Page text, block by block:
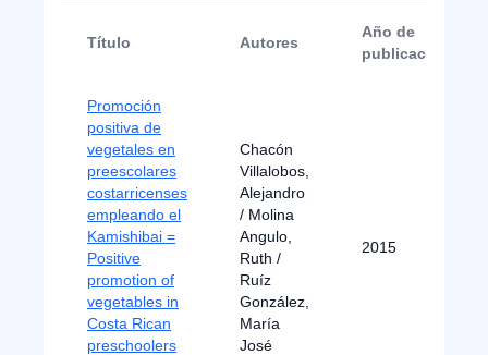
Título Autores
Año de
publicación
Promoción
positiva de
vegetales en
preescolares
costarricenses
empleando el
Kamishibai =
Positive
promotion of
vegetables in
Costa Rican
preschoolers
Chacón
Villalobos,
Alejandro
/ Molina
Angulo,
Ruth /
Ruíz
González,
María
José
2015